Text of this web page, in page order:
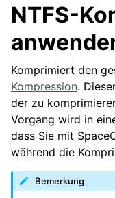
NTFS-
Komprimiert den
Kompression.
der zu
Vorgang wird in
dass Sie mit
während die
Bemerkung